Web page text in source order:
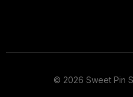
© 2026 Sweet Pin